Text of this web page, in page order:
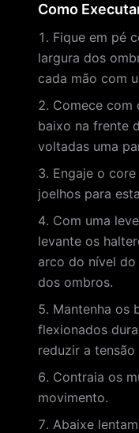
Como
Fique em pé
largura dos
cada mão com
Comece com
baixo na frente
voltadas uma
Engaje o
joelhos para
Com uma
levante os
arco do nível
dos ombros.
Mantenha os
flexionados
reduzir a
Contraia os
movimento.
Abaixe